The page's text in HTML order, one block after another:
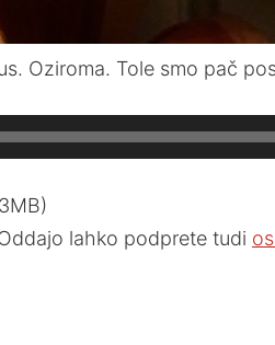
Oziroma. Tole smo pač
lahko podprete tudi